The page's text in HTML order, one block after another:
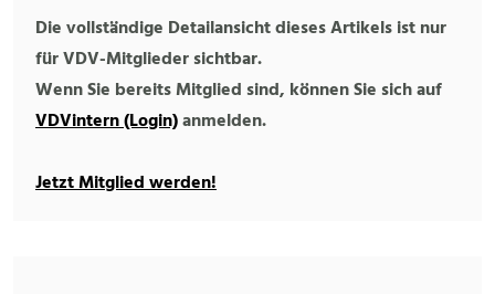
Die vollständige Detailansicht dieses Artikels ist nur
für VDV-Mitglieder sichtbar.
Wenn Sie bereits Mitglied sind, können Sie sich auf
VDVintern (Login)anmelden.
Jetzt Mitglied werden!